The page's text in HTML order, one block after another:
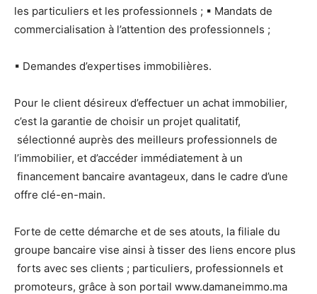
les particuliers et les professionnels ; ▪ Mandats de
commercialisation à l’attention des professionnels ;
▪ Demandes d’expertises immobilières.
Pour le client désireux d’effectuer un achat immobilier,
c’est la garantie de choisir un projet qualitatif,
sélectionné auprès des meilleurs professionnels de
l’immobilier, et d’accéder immédiatement à un
financement bancaire avantageux, dans le cadre d’une
offre clé-en-main.
Forte de cette démarche et de ses atouts, la filiale du
groupe bancaire vise ainsi à tisser des liens encore plus
forts avec ses clients ; particuliers, professionnels et
promoteurs, grâce à son portail www.damaneimmo.ma